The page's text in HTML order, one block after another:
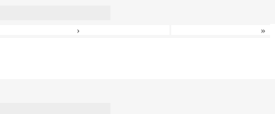
› »